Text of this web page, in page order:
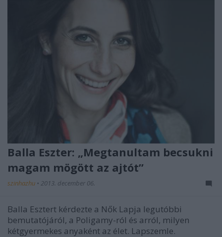
Balla Eszter: „Megtanultam becsukni
magam mögött az ajtót”
szinhazhu • 2013. december 06.
Balla Esztert kérdezte a Nők Lapja legutóbbi
bemutatójáról, a Poligamy-ról és arról, milyen
kétgyermekes anyaként az élet. Lapszemle.